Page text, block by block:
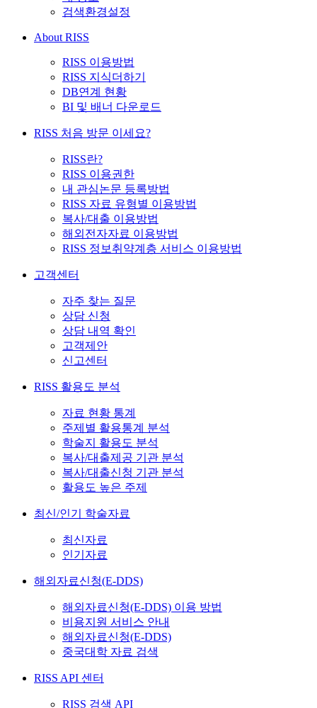
검색환경설정
About RISS
RISS 이용방법
RISS 지식더하기
DB연계 현황
BI 및 배너 다운로드
RISS 처음 방문 이세요?
RISS란?
RISS 이용권한
내 관심논문 등록방법
RISS 자료 유형별 이용방법
복사/대출 이용방법
해외전자자료 이용방법
RISS 정보취약계층 서비스 이용방법
고객센터
자주 찾는 질문
상담 신청
상담 내역 확인
고객제안
신고센터
RISS 활용도 분석
자료 현황 통계
주제별 활용통계 분석
학술지 활용도 분석
복사/대출제공 기관 분석
복사/대출신청 기관 분석
활용도 높은 주제
최신/인기 학술자료
최신자료
인기자료
해외자료신청(E-DDS)
해외자료신청(E-DDS) 이용 방법
비용지원 서비스 안내
해외자료신청(E-DDS)
중국대학 자료 검색
RISS API 센터
RISS 검색 API